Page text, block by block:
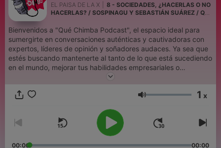
EL PAISA DE LA X
8 - SOCIEDADES, ¿HACERLAS O NO
HACERLAS? / SOSPINAGU Y SEBASTIÁN SUÁREZ / QUÉ
Bienvenidos a "Qué Chimba Podcast", el espacio ideal para
sumergirte en conversaciones auténticas y cautivadoras con
expertos, líderes de opinión y soñadores audaces. Ya sea que
estés buscando mantenerte al tanto de lo que está sucediendo
en el mundo, mejorar tus habilidades empresariales o
simplemente encontrar una dosis de motivación.
Volumen 1 x
00:00 00:00